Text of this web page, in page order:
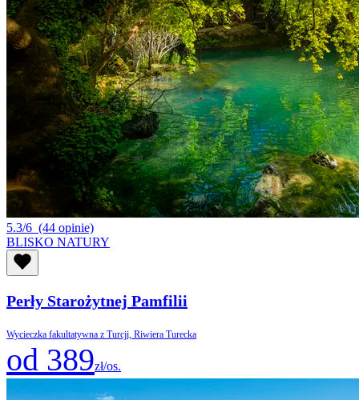
5.3/6 (44 opinie)
BLISKO NATURY
Perły Starożytnej Pamfilii
Wycieczka fakultatywna z Turcji, Riwiera Turecka
od 389zł/os.